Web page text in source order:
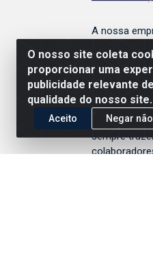
O nosso site coleta
proporcionar uma
publicidade relevante
qualidade do nosso site.
Aceito Negar
A nossa
cozinhas
vêm
Para isso,
comerciais
sempre